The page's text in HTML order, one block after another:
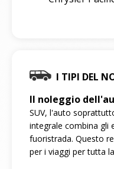
I TIPI DEL
Il noleggio
SUV, l'auto
integrale combina gli
fuoristrada. Questo
per i viaggi per tutta